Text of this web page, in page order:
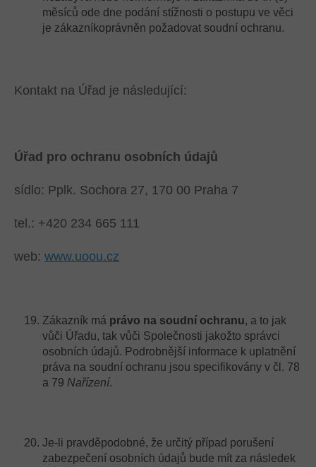
měsíců ode dne podání stížnosti o postupu ve věci
je zákazníkoprávněn požadovat soudní ochranu.
Kontakt na Úřad je následující:
Úřad pro ochranu osobních údajů
sídlo: Pplk. Sochora 27, 170 00 Praha 7
tel.: +420 234 665 111
web: www.uoou.cz
Zákazník má právo na soudní ochranu, a to jak
vůči Úřadu, tak vůči Společnosti jakožto správci
osobních údajů. Podrobnější informace k uplatnění
práva na soudní ochranu jsou specifikovány v čl. 78
a 79 Nařízení.
Je-li pravděpodobné, že určitý případ porušení
zabezpečení osobních údajů bude mít za následek